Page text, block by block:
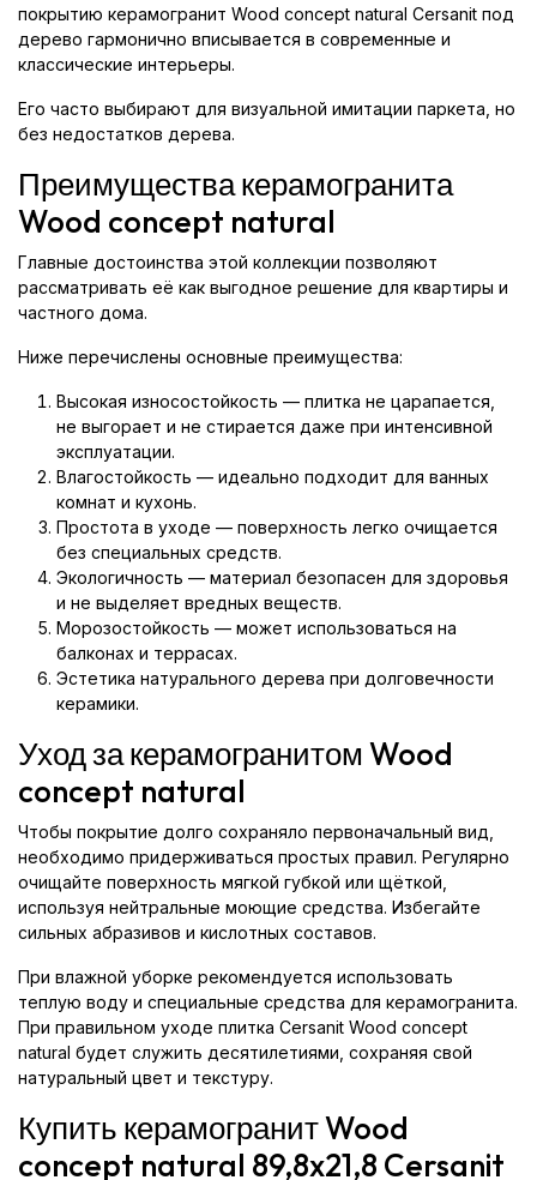
покрытию керамогранит Wood concept natural Cersanit под
дерево гармонично вписывается в современные и
классические интерьеры.
Его часто выбирают для визуальной имитации паркета, но
без недостатков дерева.
Преимущества керамогранита
Wood concept natural
Главные достоинства этой коллекции позволяют
рассматривать её как выгодное решение для квартиры и
частного дома.
Ниже перечислены основные преимущества:
Высокая износостойкость — плитка не царапается,
не выгорает и не стирается даже при интенсивной
эксплуатации.
Влагостойкость — идеально подходит для ванных
комнат и кухонь.
Простота в уходе — поверхность легко очищается
без специальных средств.
Экологичность — материал безопасен для здоровья
и не выделяет вредных веществ.
Морозостойкость — может использоваться на
балконах и террасах.
Эстетика натурального дерева при долговечности
керамики.
Уход за керамогранитом Wood
concept natural
Чтобы покрытие долго сохраняло первоначальный вид,
необходимо придерживаться простых правил. Регулярно
очищайте поверхность мягкой губкой или щёткой,
используя нейтральные моющие средства. Избегайте
сильных абразивов и кислотных составов.
При влажной уборке рекомендуется использовать
теплую воду и специальные средства для керамогранита.
При правильном уходе плитка Cersanit Wood concept
natural будет служить десятилетиями, сохраняя свой
натуральный цвет и текстуру.
Купить керамогранит Wood
concept natural 89,8x21,8 Cersanit